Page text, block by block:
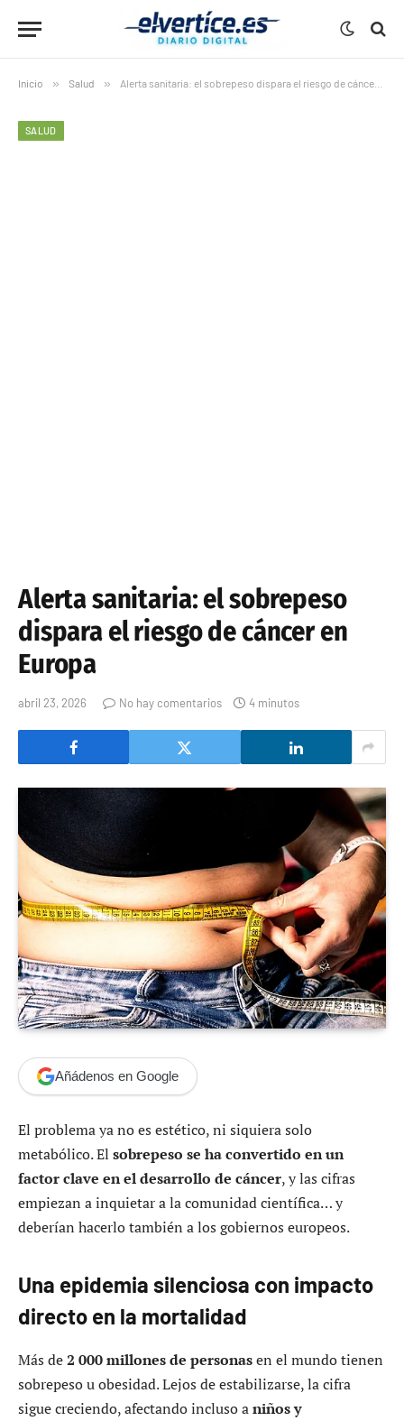
Inicio » Salud » Alerta sanitaria: el sobrepeso dispara el riesgo de cáncer en Europa
SALUD
Alerta sanitaria: el sobrepeso
dispara el riesgo de cáncer en
Europa
abril 23, 2026 No hay comentarios 4 minutos
Añádenos en Google
El problema ya no es estético, ni siquiera solo
metabólico. El sobrepeso se ha convertido en un
factor clave en el desarrollo de cáncer, y las cifras
empiezan a inquietar a la comunidad científica… y
deberían hacerlo también a los gobiernos europeos.
Una epidemia silenciosa con impacto
directo en la mortalidad
Más de2 000 millones de personasen el mundo tienen
sobrepeso u obesidad. Lejos de estabilizarse, la cifra
sigue creciendo, afectando incluso aniños y